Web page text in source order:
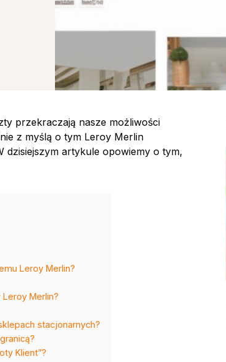
przekraczają nasze możliwości
z myślą o tym Leroy Merlin
dzisiejszym artykule opowiemy o tym,
Leroy Merlin?
Merlin?
stacjonarnych?
Klient”?